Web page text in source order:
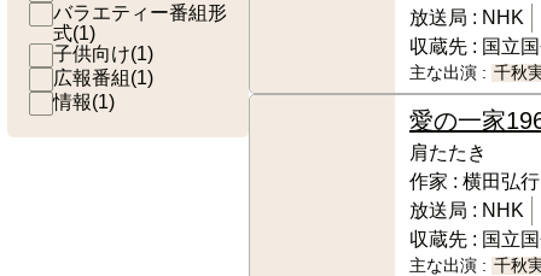
バラエティー番組形
式(1)
子供向け(1)
広報番組(1)
情報(1)
放送局 : NHK
収蔵先 : 国立
主な出演 : 千秋
愛の一家
肩たたき
作家 : 横田弘行
放送局 : NHK
収蔵先 : 国立
主な出演 : 千秋